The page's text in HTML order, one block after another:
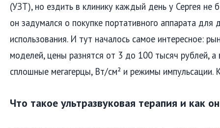
(УЗТ), но ездить в клинику каждый день у Сергея не
он задумался о покупке портативного аппарата для
использования. И тут началось самое интересное:
моделей, цены разнятся от 3 до 100 тысяч рублей, а
сплошные мегагерцы, Вт/см² и режимы импульсации.
Что такое ультразвуковая терапия и как